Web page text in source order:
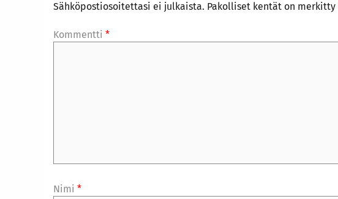
Sähköpostiosoitettasi ei julkaista. Pakolliset kentät on merkitty
Kommentti *
Nimi *